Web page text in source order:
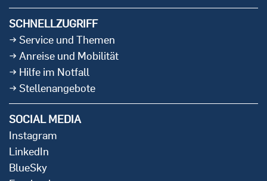
SCHNELLZUGRIFF
Service und Themen
Anreise und Mobilität
Hilfe im Notfall
Stellenangebote
SOCIAL MEDIA
Instagram
LinkedIn
BlueSky